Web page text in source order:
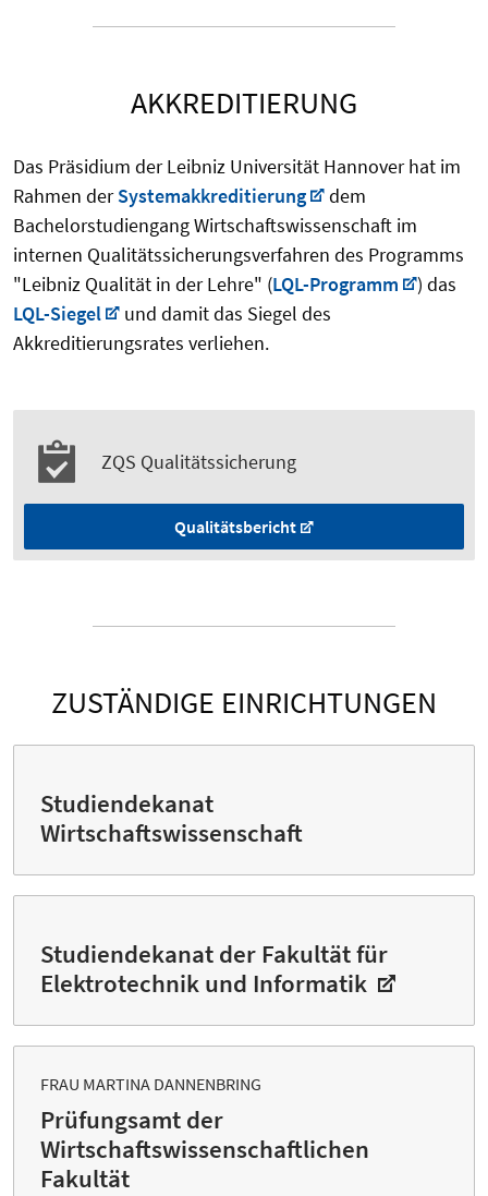
AKKREDITIERUNG
Das Präsidium der Leibniz Universität Hannover hat im
Rahmen derSystemakkreditierung
dem
Bachelorstudiengang Wirtschaftswissenschaft im
internen Qualitätssicherungsverfahren des Programms
"Leibniz Qualität in der Lehre" (LQL-Programm
) das
LQL-Siegel
und damit das Siegel des
Akkreditierungsrates verliehen.
ZQS Qualitätssicherung
Qualitätsbericht
ZUSTÄNDIGE EINRICHTUNGEN
Studiendekanat
Wirtschaftswissenschaft
Studiendekanat der Fakultät für
Elektrotechnik und Informatik
FRAU MARTINA DANNENBRING
Prüfungsamt der
Wirtschaftswissenschaftlichen
Fakultät